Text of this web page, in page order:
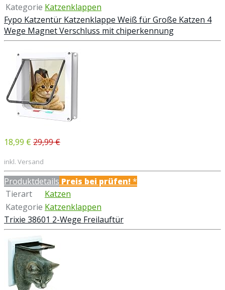
Kategorie Katzenklappen
Fypo Katzentür Katzenklappe Weiß für Große Katzen 4
Wege Magnet Verschluss mit chiperkennung
18,99 € 29,99 €
inkl. Versand
Produktdetails Preis bei prüfen!*
Tierart
Katzen
Kategorie Katzenklappen
Trixie 38601 2-Wege Freilauftür